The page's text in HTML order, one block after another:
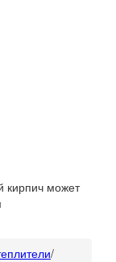
кирпич может
/